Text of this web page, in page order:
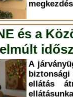
és a
elmúlt
A
ellátás